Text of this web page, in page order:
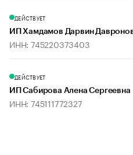
ДЕЙСТВУЕТ
ИП Хамдамов Дарвин
ИНН: 745220373403
ДЕЙСТВУЕТ
ИП Сабирова Алена Сергеевна
ИНН: 745111772327